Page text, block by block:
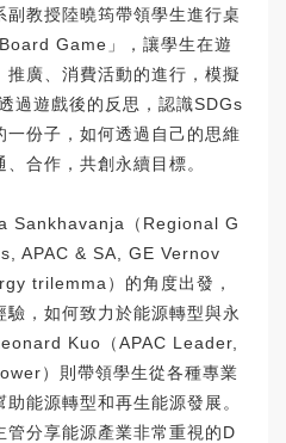
教授陸曉筠帶領學生進行桌
Game」，讓學生在遊
廣、消費活動的進行，模擬
過遊戲後的反思，認識SDGs
一份子，如何透過自己的思維
合作，共創永續目標。
Sankhavanja（Regional G
APAC & SA, GE Vernov
trilemma）的角度出發，
，如何致力於能源轉型與永
Kuo（APAC Leader,
）則帶領學生從各種專業
能源轉型和再生能源發展。
管分享能源產業非常重視的D